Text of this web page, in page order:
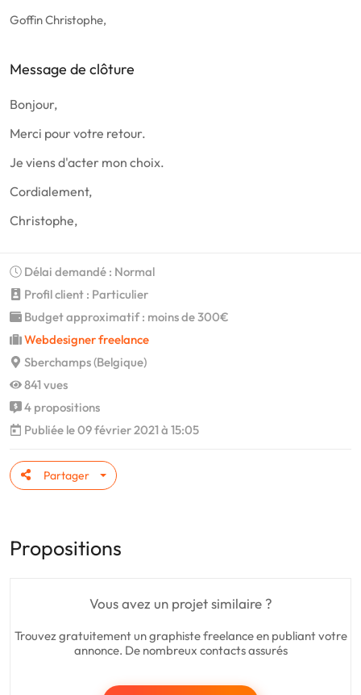
Goffin Christophe,
Message de clôture
Bonjour,
Merci pour votre retour.
Je viens d'acter mon choix.
Cordialement,
Christophe,
Délai demandé : Normal
Profil client : Particulier
Budget approximatif : moins de 300€
Webdesigner freelance
Sberchamps (Belgique)
841 vues
4 propositions
Publiée le 09 février 2021 à 15:05
Partager
Propositions
Vous avez un projet similaire ?
Trouvez gratuitement un graphiste freelance en publiant votre
annonce. De nombreux contacts assurés